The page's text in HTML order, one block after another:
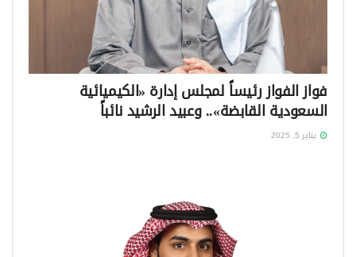
فواز الفواز رئيساً لمجلس إدارة «الكيميائية
السعودية القابضة».. وعبيد الرشيد نائباً
يناير 5, 2025